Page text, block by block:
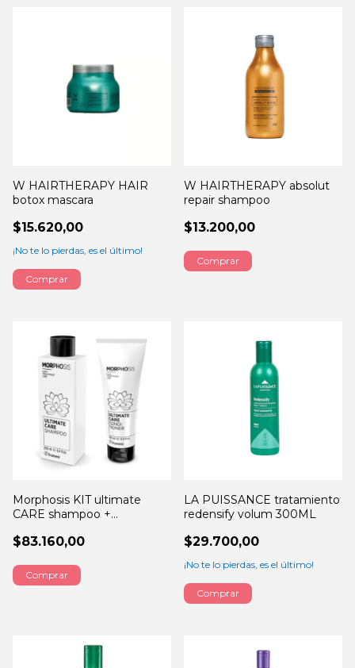
W HAIRTHERAPY HAIR
botox mascara
$15.620,00
¡No te lo pierdas, es el último!
Comprar
W HAIRTHERAPY absolut
repair shampoo
$13.200,00
Comprar
Morphosis KIT ultimate
CARE shampoo +
$83.160,00
LA PUISSANCE tratamiento
redensify volum 300ML
$29.700,00
¡No te lo pierdas, es el último!